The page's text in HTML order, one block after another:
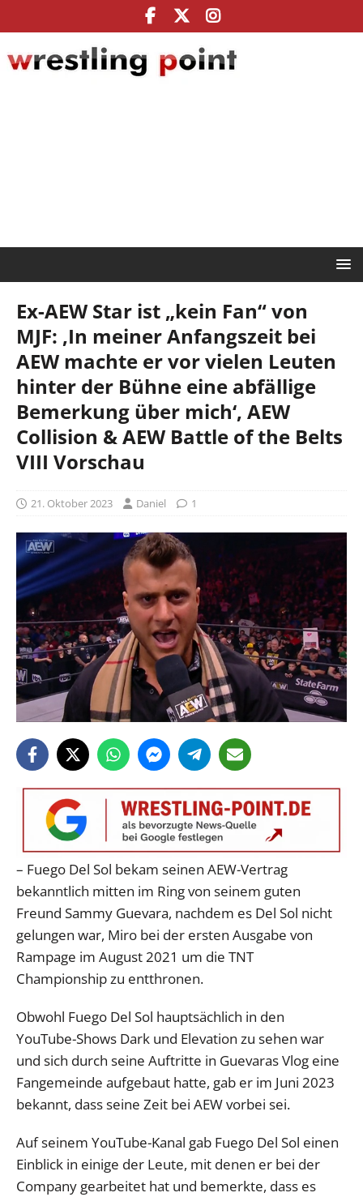
Ex-AEW Star ist „kein Fan“ von
MJF: ‚In meiner Anfangszeit bei
AEW machte er vor vielen Leuten
hinter der Bühne eine abfällige
Bemerkung über mich‘, AEW
Collision & AEW Battle of the Belts
VIII Vorschau
21. Oktober 2023 Daniel 1
– Fuego Del Sol bekam seinen AEW-Vertrag
bekanntlich mitten im Ring von seinem guten
Freund Sammy Guevara, nachdem es Del Sol nicht
gelungen war, Miro bei der ersten Ausgabe von
Rampage im August 2021 um die TNT
Championship zu entthronen.
Obwohl Fuego Del Sol hauptsächlich in den
YouTube-Shows Dark und Elevation zu sehen war
und sich durch seine Auftritte in Guevaras Vlog eine
Fangemeinde aufgebaut hatte, gab er im Juni 2023
bekannt, dass seine Zeit bei AEW vorbei sei.
Auf seinem YouTube-Kanal gab Fuego Del Sol einen
Einblick in einige der Leute, mit denen er bei der
Company gearbeitet hat und bemerkte, dass es